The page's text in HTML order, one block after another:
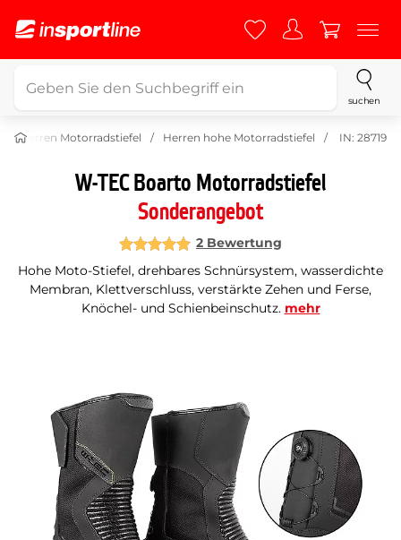
suchen
Herren Motorradstiefel Herren hohe Motorradstiefel IN: 28719
W-TEC Boarto Motorradstiefel
Sonderangebot
2 Bewertung
Hohe Moto-Stiefel, drehbares Schnürsystem, wasserdichte
Membran, Klettverschluss, verstärkte Zehen und Ferse,
Knöchel- und Schienbeinschutz. mehr